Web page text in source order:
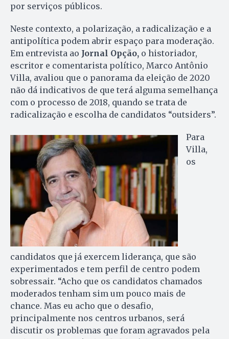
por serviços públicos.
Neste contexto, a polarização, a radicalização e a
antipolítica podem abrir espaço para moderação.
Em entrevista ao Jornal Opção, o historiador,
escritor e comentarista político, Marco Antônio
Villa, avaliou que o panorama da eleição de 2020
não dá indicativos de que terá alguma semelhança
com o processo de 2018, quando se trata de
radicalização e escolha de candidatos “outsiders”.
Para
Villa,
os
candidatos que já exercem liderança, que são
experimentados e tem perfil de centro podem
sobressair. “Acho que os candidatos chamados
moderados tenham sim um pouco mais de
chance. Mas eu acho que o desafio,
principalmente nos centros urbanos, será
discutir os problemas que foram agravados pela